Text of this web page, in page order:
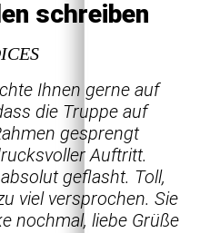
schreiben
Ihnen gerne auf
die Truppe auf
gesprengt
Auftritt.
geflasht. Toll,
viel versprochen. Sie
nochmal, liebe Grüße